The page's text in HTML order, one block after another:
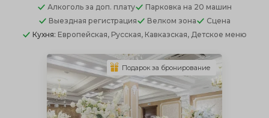
Алкоголь за доп. плату Парковка на 20 машин
Выездная регистрация
Велком зона
Сцена
Кухня: Европейская, Русская, Кавказская, Детское меню
Подарок за бронирование